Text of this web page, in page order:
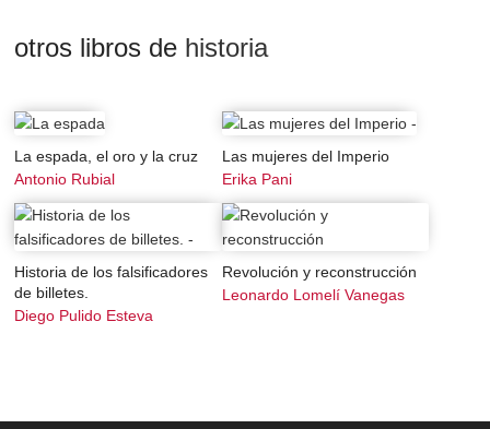
de Grenoble, dirigió el departamento de historia y
otros libros de historia
La espada, el oro y la cruz
Antonio Rubial
Las mujeres del Imperio
Erika Pani
Historia de los falsificadores
de billetes.
Diego Pulido Esteva
Revolución y reconstrucción
Leonardo Lomelí Vanegas